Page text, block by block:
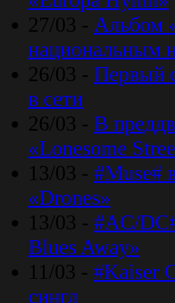
27/03 - Альбом
национальным
26/03 - Первый
в сети
26/03 - В
«Lonesome
13/03 - #Muse#
«Drones»
13/03 - #AC/
Blues Away»
11/03 - #Kaiser
сингл